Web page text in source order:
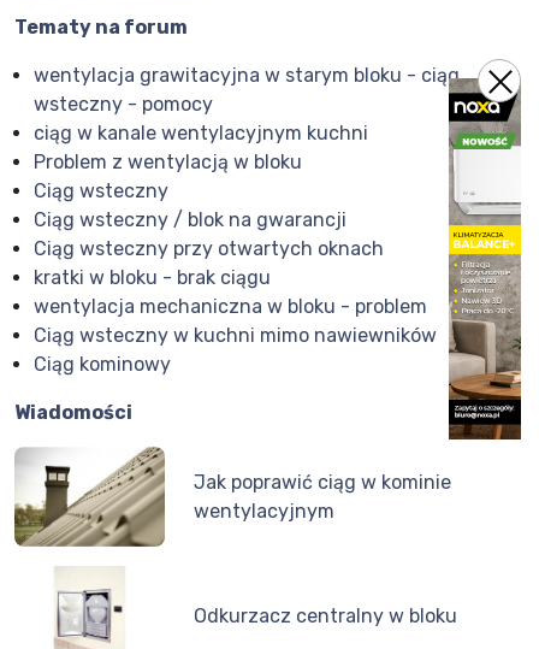
Tematy na forum
wentylacja grawitacyjna w starym bloku - ciąg
wsteczny - pomocy
ciąg w kanale wentylacyjnym kuchni
Problem z wentylacją w bloku
Ciąg wsteczny
Ciąg wsteczny / blok na gwarancji
Ciąg wsteczny przy otwartych oknach
kratki w bloku - brak ciągu
wentylacja mechaniczna w bloku - problem
Ciąg wsteczny w kuchni mimo nawiewników
Ciąg kominowy
Wiadomości
Jak poprawić ciąg w kominie
wentylacyjnym
Odkurzacz centralny w bloku